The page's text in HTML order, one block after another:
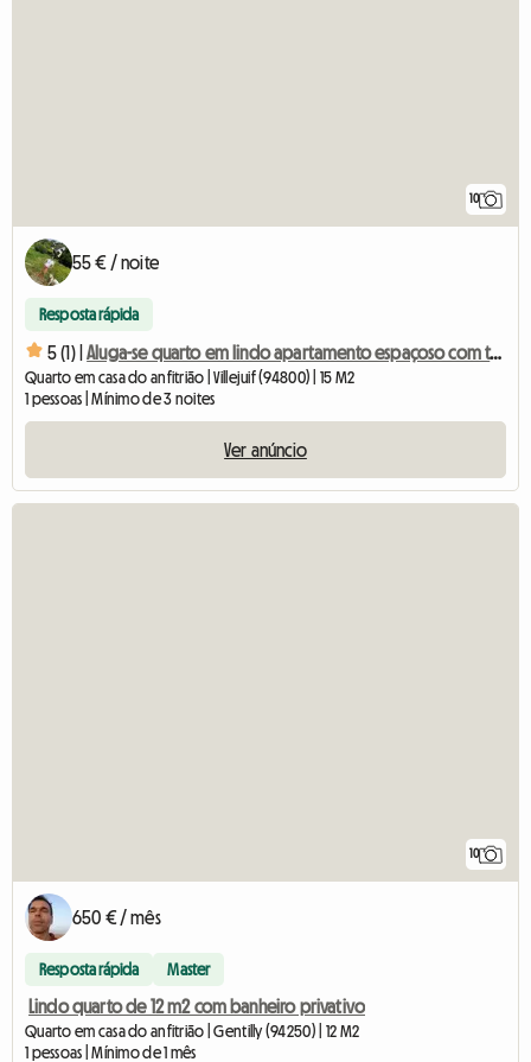
10
55 € / noite
Resposta rápida
5 (1) | Aluga-se quarto em lindo apartamento espaçoso com terraço
Quarto em casa do anfitrião | Villejuif (94800) | 15 M2
1 pessoas | Mínimo de 3 noites
Ver anúncio
10
650 € / mês
Resposta rápida Master
Lindo quarto de 12 m2 com banheiro privativo
Quarto em casa do anfitrião | Gentilly (94250) | 12 M2
1 pessoas | Mínimo de 1 mês